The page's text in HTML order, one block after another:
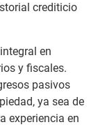
crediticio
en
y fiscales.
pasivos
ya sea de
experiencia en